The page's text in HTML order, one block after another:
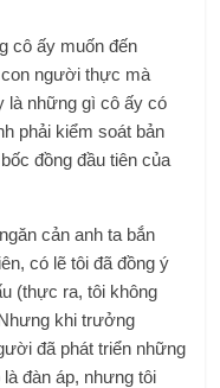
cô ấy muốn đến
người thực mà
là những gì cô ấy có
phải kiểm soát bản
đồng đầu tiên của
cản anh ta bắn
có lẽ tôi đã đồng ý
(thực ra, tôi không
khi trưởng
đã phát triển những
đàn áp, nhưng tôi